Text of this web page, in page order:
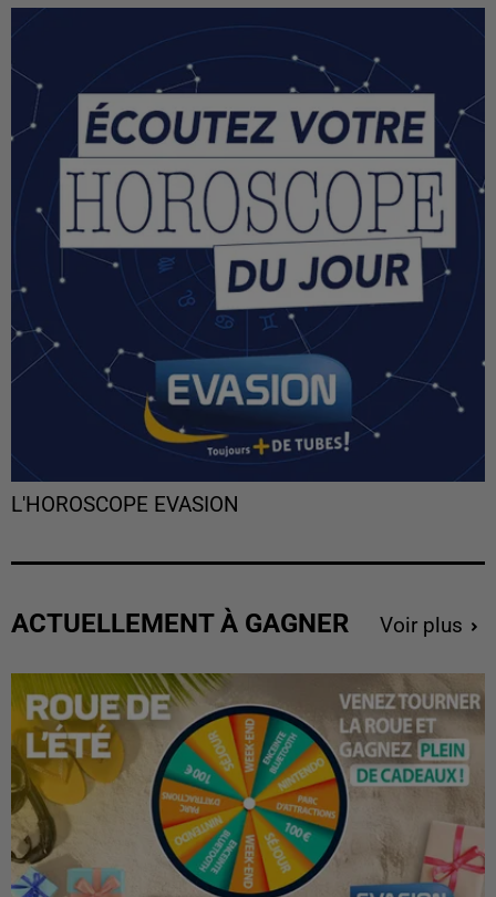
L'HOROSCOPE EVASION
ACTUELLEMENT À GAGNER Voir plus